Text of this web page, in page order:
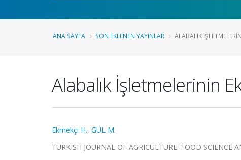
ANA SAYFA SON EKLENEN YAYINLAR ALABALIK
Alabalık İşletmelerinin
Ekmekçi H., GÜL M.
TURKISH JOURNAL OF AGRICULTURE: FOOD